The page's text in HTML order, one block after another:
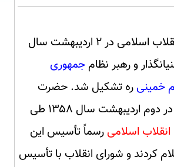
سپاه پاسداران انقلاب اسلامی در ۲ اردیبهشت سال
جمهوری
خمینی ره تشکیل شد. حضرت
امام خمینی (ره) در دوم اردیبهشت سال ۱۳۵۸ طی
اسلامی رسماً تأسیس این
کردند و شورای انقلاب با تأسیس